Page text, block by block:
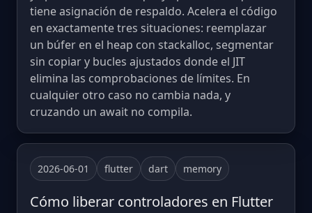
tiene asignación de respaldo. Acelera el código
en exactamente tres situaciones: reemplazar
un búfer en el heap con stackalloc, segmentar
sin copiar y bucles ajustados donde el JIT
elimina las comprobaciones de límites. En
cualquier otro caso no cambia nada, y
cruzando un await no compila.
2026-06-01 flutter dart memory
Cómo liberar controladores en Flutter